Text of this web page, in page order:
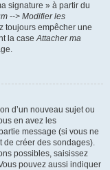
signature » à partir du
--> Modifier les
toujours empêcher une
la caseAttacher ma
d’un nouveau sujet ou
en avez les
message (si vous ne
de créer des sondages).
possibles, saisissez
pouvez aussi indiquer